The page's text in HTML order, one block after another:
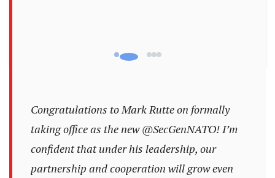
Congratulations to Mark Rutte on formally
taking office as the new@SecGenNATO! I’m
confident that under his leadership, our
partnership and cooperation will grow even